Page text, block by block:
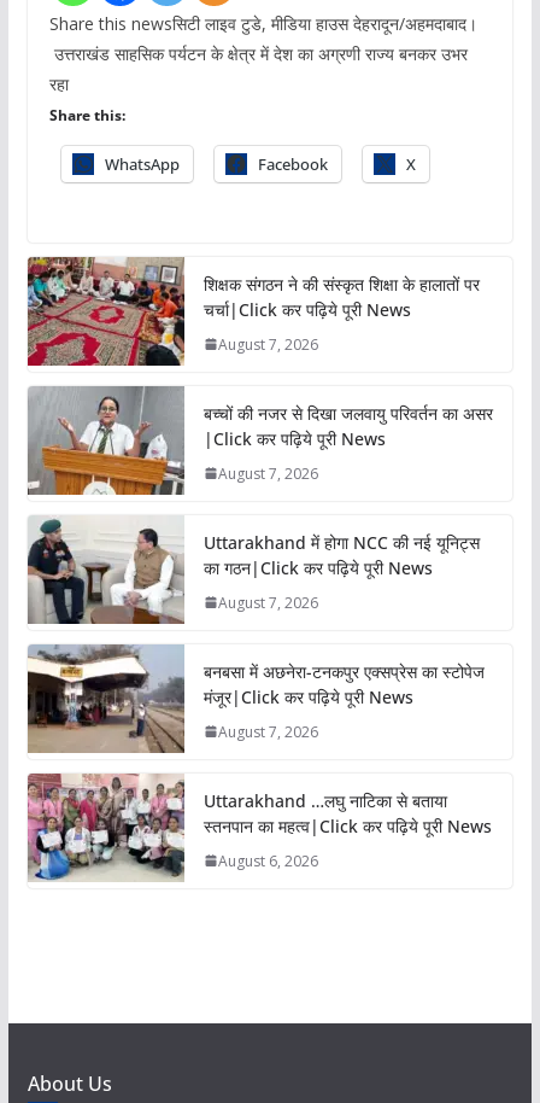
Share this newsसिटी लाइव टुडे, मीडिया हाउस देहरादून/अहमदाबाद।
उत्तराखंड साहसिक पर्यटन के क्षेत्र में देश का अग्रणी राज्य बनकर उभर
रहा
Share this:
WhatsApp Facebook X
शिक्षक संगठन ने की संस्कृत शिक्षा के हालातों पर
चर्चा|Click कर पढ़िये पूरी News
August 7, 2026
बच्चों की नजर से दिखा जलवायु परिवर्तन का असर
|Click कर पढ़िये पूरी News
August 7, 2026
Uttarakhand में होगा NCC की नई यूनिट्स
का गठन|Click कर पढ़िये पूरी News
August 7, 2026
बनबसा में अछनेरा-टनकपुर एक्सप्रेस का स्टोपेज
मंजूर|Click कर पढ़िये पूरी News
August 7, 2026
Uttarakhand …लघु नाटिका से बताया
स्तनपान का महत्व|Click कर पढ़िये पूरी News
August 6, 2026
About Us